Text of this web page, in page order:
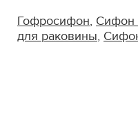
Гофросифон, Сифон
для раковины,